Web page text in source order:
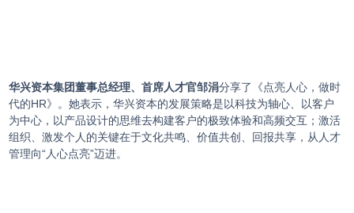
华兴资本集团董事总经理、首席人才官邹涓分享了《点亮人心，做时
代的HR》。她表示，华兴资本的发展策略是以科技为轴心、以客户
为中心，以产品设计的思维去构建客户的极致体验和高频交互；激活
组织、激发个人的关键在于文化共鸣、价值共创、回报共享，从人才
管理向“人心点亮”迈进。